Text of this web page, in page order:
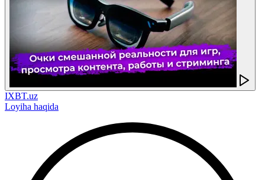
IXBT.uz
Loyiha haqida